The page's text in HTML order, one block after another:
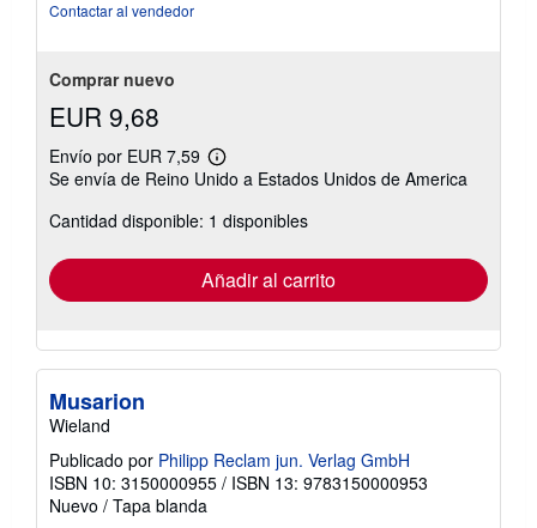
Contactar al vendedor
Comprar nuevo
EUR 9,68
Envío por EUR 7,59
Más
información
las
tarifas
envío
Se envía de Reino Unido a Estados Unidos de America
Cantidad disponible: 1 disponibles
Añadir al carrito
Musarion
Wieland
Publicado por Philipp Reclam jun. Verlag GmbH
ISBN 10: 3150000955 / ISBN 13: 9783150000953
Nuevo / Tapa blanda